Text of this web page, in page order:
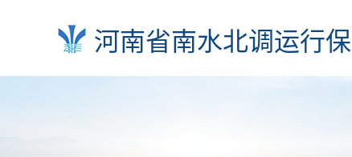
河南省南水北调运行